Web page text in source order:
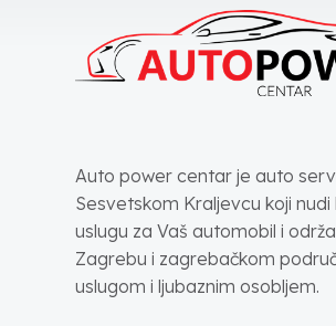
Auto power centar je auto
Sesvetskom Kraljevcu koji
uslugu za Vaš automobil i
Zagrebu i zagrebačkom
uslugom i ljubaznim osobljem.